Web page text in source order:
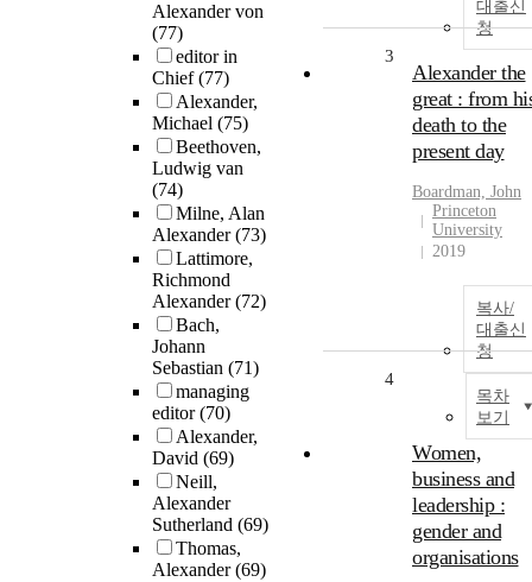
Alexander von
(77)
editor in
Chief(77)
Alexander,
Michael (75)
Beethoven,
Ludwig van
(74)
Milne, Alan
Alexander(73)
Lattimore,
Richmond
Alexander(72)
Bach,
Johann
Sebastian (71)
managing
editor(70)
Alexander,
David (69)
Neill,
Alexander
Sutherland (69)
Thomas,
Alexander(69)
대출신
청
3
Alexander the
great : from
death to the
present day
Boardman, John
Princeton
University
2019
복사/
대출신
청
목차
보기
4
Women,
business and
leadership :
gender and
organisations